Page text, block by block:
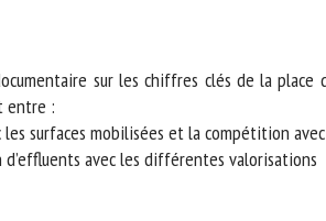
sur les chiffres clés de la place
:
surfaces mobilisées et la compétition avec
avec les différentes valorisations
E-mail *